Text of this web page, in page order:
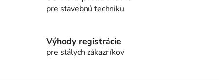
e
v
k
pre stavebnú techniku
Výhody registrácie
pre stálych zákazníkov